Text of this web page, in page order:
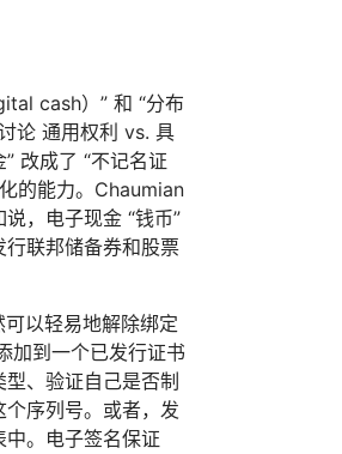
cash）” 和 “分布
论 通用权利 vs. 具
改成了 “不记名证
的能力。Chaumian
，电子现金 “钱币”
联邦储备券和股票
以轻易地解除绑定
加到一个已发行证书
、验证自己是否制
序列号。或者，发
。电子签名保证